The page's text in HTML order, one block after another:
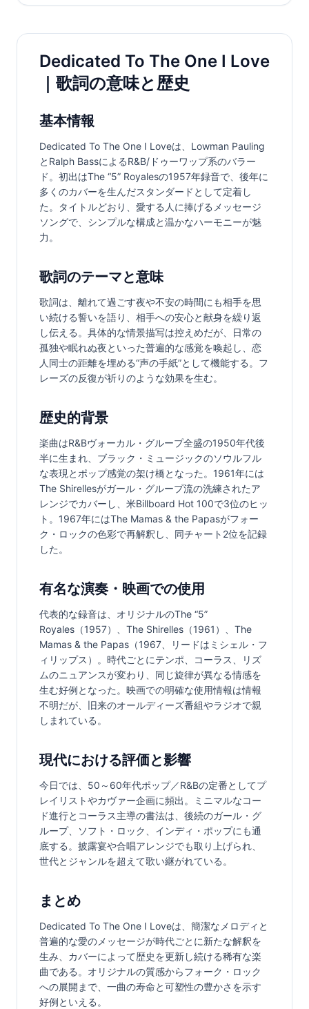
Dedicated To The One I Love
｜歌詞の意味と歴史
基本情報
Dedicated To The One I Loveは、Lowman Pauling
とRalph BassによるR&B/ドゥーワップ系のバラー
ド。初出はThe “5” Royalesの1957年録音で、後年に
多くのカバーを生んだスタンダードとして定着し
た。タイトルどおり、愛する人に捧げるメッセージ
ソングで、シンプルな構成と温かなハーモニーが魅
力。
歌詞のテーマと意味
歌詞は、離れて過ごす夜や不安の時間にも相手を思
い続ける誓いを語り、相手への安心と献身を繰り返
し伝える。具体的な情景描写は控えめだが、日常の
孤独や眠れぬ夜といった普遍的な感覚を喚起し、恋
人同士の距離を埋める“声の手紙”として機能する。フ
レーズの反復が祈りのような効果を生む。
歴史的背景
楽曲はR&Bヴォーカル・グループ全盛の1950年代後
半に生まれ、ブラック・ミュージックのソウルフル
な表現とポップ感覚の架け橋となった。1961年には
The Shirellesがガール・グループ流の洗練されたア
レンジでカバーし、米Billboard Hot 100で3位のヒッ
ト。1967年にはThe Mamas & the Papasがフォー
ク・ロックの色彩で再解釈し、同チャート2位を記録
した。
有名な演奏・映画での使用
代表的な録音は、オリジナルのThe “5”
Royales（1957）、The Shirelles（1961）、The
Mamas & the Papas（1967、リードはミシェル・フ
ィリップス）。時代ごとにテンポ、コーラス、リズ
ムのニュアンスが変わり、同じ旋律が異なる情感を
生む好例となった。映画での明確な使用情報は情報
不明だが、旧来のオールディーズ番組やラジオで親
しまれている。
現代における評価と影響
今日では、50～60年代ポップ／R&Bの定番としてプ
レイリストやカヴァー企画に頻出。ミニマルなコー
ド進行とコーラス主導の書法は、後続のガール・グ
ループ、ソフト・ロック、インディ・ポップにも通
底する。披露宴や合唱アレンジでも取り上げられ、
世代とジャンルを超えて歌い継がれている。
まとめ
Dedicated To The One I Loveは、簡潔なメロディと
普遍的な愛のメッセージが時代ごとに新たな解釈を
生み、カバーによって歴史を更新し続ける稀有な楽
曲である。オリジナルの質感からフォーク・ロック
への展開まで、一曲の寿命と可塑性の豊かさを示す
好例といえる。